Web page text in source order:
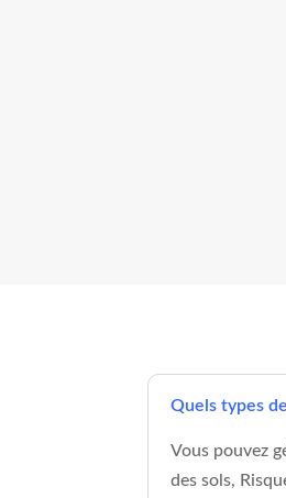
Quels types
Vous pouvez
des sols,